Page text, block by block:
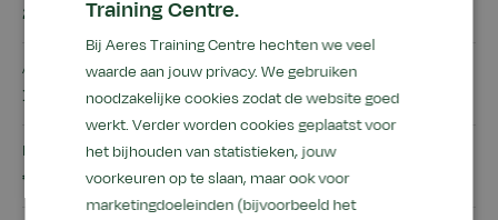
21 oktober 2026
Aantal dagen/uur
18 uur - 0 uur studiebelasting
Prijs
€ 1.835,00
Training Centre.
Bij Aeres Training Centre hechten we veel
waarde aan jouw privacy. We gebruiken
noodzakelijke cookies zodat de website goed
werkt. Verder worden cookies geplaatst voor
het bijhouden van statistieken, jouw
voorkeuren op te slaan, maar ook voor
marketingdoeleinden (bijvoorbeeld het